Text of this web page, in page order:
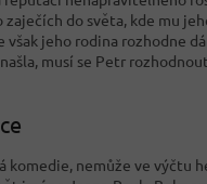
do světa, kde mu
však jeho rodina rozhodne
musí se Petr
komedie, nemůže ve výčtu